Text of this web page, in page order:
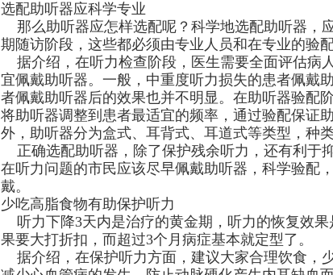
选配助听器应科学专业
那么助听器应怎样选配呢？科学地选配助听器，
期随访阶段，这些都必须由专业人员和在专业的验配
据介绍，在听力检查阶段，医生需要全面评估病
宜佩戴助听器。一般，中重度听力损失的患者佩戴
者佩戴助听器后的效果也并不明显。在助听器验配
将助听器调整到患者最适宜的频率，通过验配保证
外，助听器分为盒式、耳背式、耳道式等类型，种
正确选配助听器，除了保护残余听力，还有利于
在听力问题的市民应该尽早佩戴助听器，科学验配
戴。
少吃高脂食物有助保护听力
听力下降3天内是治疗的黄金期，听力的恢复效
果要大打折扣，而超过3个月病症基本就定型了。
据介绍，在保护听力方面，建议大家合理饮食，